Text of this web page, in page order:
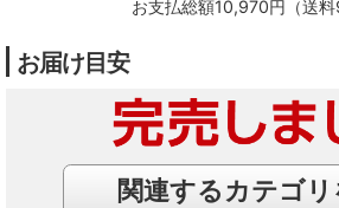
お支払総額10,970円（送料
お届け目安
関連するカテゴリ